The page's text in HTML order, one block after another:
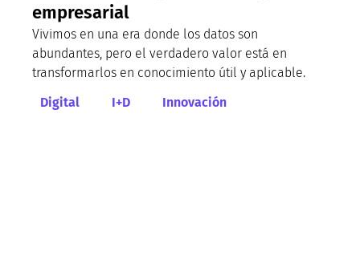
empresarial
Vivimos en una era donde los datos son
abundantes, pero el verdadero valor está en
transformarlos en conocimiento útil y aplicable.
Digital
I+D Innovación